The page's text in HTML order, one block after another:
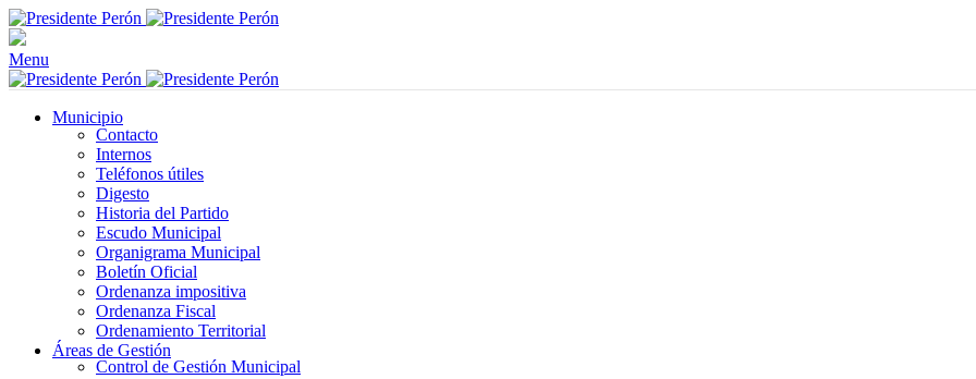
Menu
Municipio
Contacto
Internos
Teléfonos útiles
Digesto
Historia del Partido
Escudo Municipal
Organigrama Municipal
Boletín Oficial
Ordenanza impositiva
Ordenanza Fiscal
Ordenamiento Territorial
Áreas de Gestión
Control de Gestión Municipal